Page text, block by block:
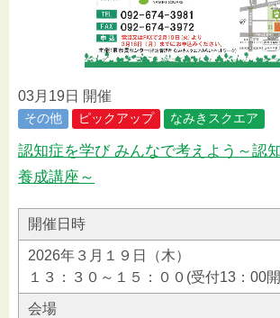
03月19日 開催
その他 ピックアップ なみきスクエア
認知症を学び みんなで考えよう～認
養成講座～
開催日時
2026年３月１９日（木）
１３：３０～１５：００(受付13：00
会場